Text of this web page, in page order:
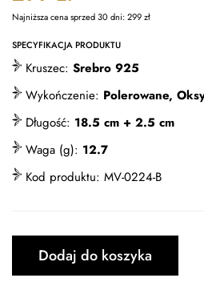
Najniższa cena sprzed 30 dni:299zł
SPECYFIKACJA PRODUKTU
Kruszec: Srebro 925
Wykończenie: Polerowane,
Długość: 18.5 cm + 2.5 cm
Waga (g): 12.7
Kod produktu: MV-0224-B
Dodaj do koszyka